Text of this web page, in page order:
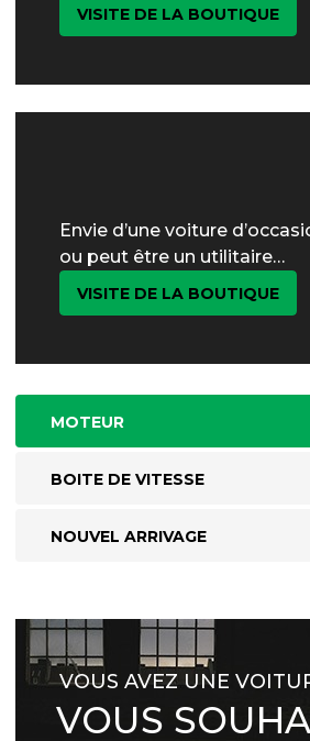
VISITE DE LA BOUTIQUE
Envie d’une voiture
ou peut être un utilitaire…
VISITE DE LA BOUTIQUE
MOTEUR
BOITE DE VITESSE
NOUVEL ARRIVAGE
VOUS AVEZ UNE
VOUS